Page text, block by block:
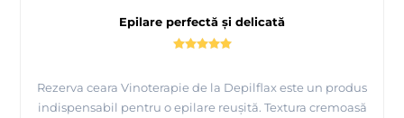
Epilare perfectă și delicată
Rezerva ceara Vinoterapie de la Depilflax este un produs
indispensabil pentru o epilare reușită. Textura cremoasă